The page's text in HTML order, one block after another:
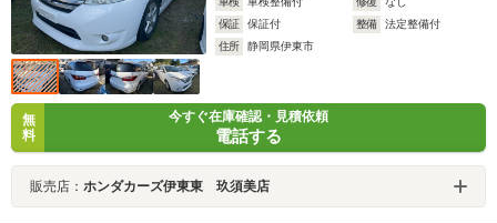
保証
保証付 整備
法定整備付
住所
静岡県伊東市
無
料
今すぐ在庫確認・見積依頼
電話する
販売店： ホンダカーズ伊東東 玖須美店